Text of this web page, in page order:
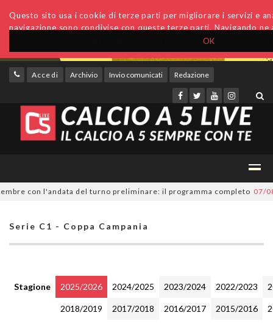
OK
Questo sito usa i cookie di terze parti per migliorare i servizi e
navigazione sono condivise con queste terze parti. Navigando
Accedi Archivio Invio comunicati Redazione
con l'andata del turno preliminare: il programma completo 07/08/
Serie C1 - Coppa Campania
Stagione 2025/2026 2024/2025 2023/2024 2022/2023
2018/2019 2017/2018 2016/2017 2015/2016